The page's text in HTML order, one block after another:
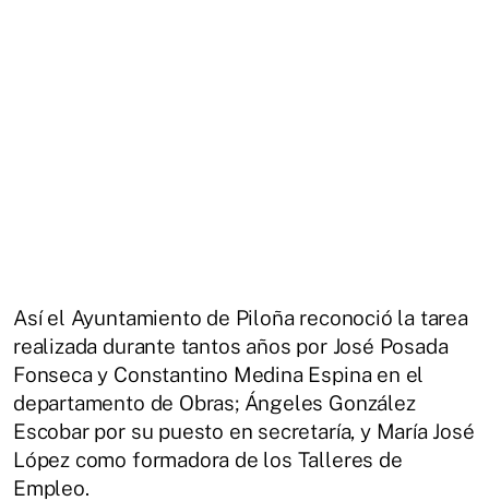
Así el Ayuntamiento de Piloña reconoció la tarea
realizada durante tantos años por José Posada
Fonseca y Constantino Medina Espina en el
departamento de Obras; Ángeles González
Escobar por su puesto en secretaría, y María José
López como formadora de los Talleres de
Empleo.